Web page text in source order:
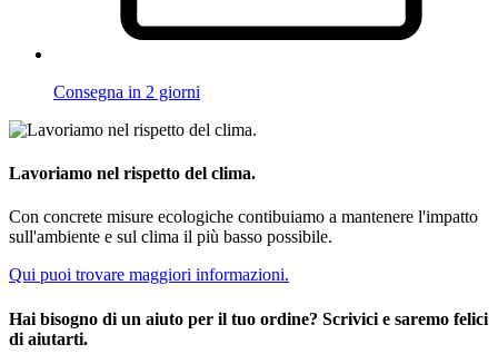
Consegna in 2 giorni
Lavoriamo nel rispetto del clima.
Con concrete misure ecologiche contibuiamo a mantenere l'impatto
sull'ambiente e sul clima il più basso possibile.
Qui puoi trovare maggiori informazioni.
Hai bisogno di un aiuto per il tuo ordine? Scrivici e saremo felici
di aiutarti.